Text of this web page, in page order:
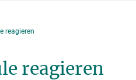
reagieren
reagieren